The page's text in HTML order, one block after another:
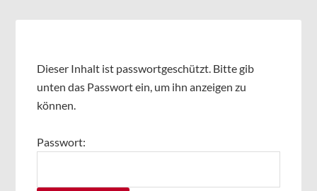
Dieser Inhalt ist passwortgeschützt. Bitte gib
unten das Passwort ein, um ihn anzeigen zu
können.
Passwort: